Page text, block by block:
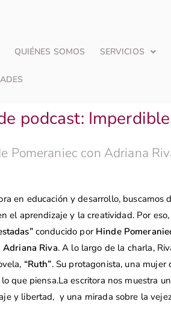
QUIÉNES SOMOS SERVICIOS
podcast:
Pomeraniec con Adriana
en educación y desarrollo, buscamos
el aprendizaje y la creatividad. Por
conducido por Hinde
Adriana Riva. A lo largo de la charla,
“Ruth”. Su protagonista, una
que piensa.La escritora nos muestra
y libertad, y una mirada sobre la